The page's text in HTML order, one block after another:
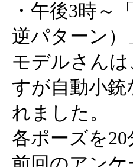
・午後3時
逆パターン）
モデルさん
すが自動小
れました。
各ポーズを